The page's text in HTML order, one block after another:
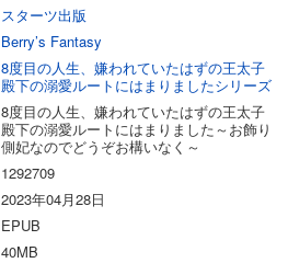
スターツ出版
Berry’s Fantasy
8度目の人生、嫌われていたはずの王太子
殿下の溺愛ルートにはまりましたシリーズ
8度目の人生、嫌われていたはずの王太子
殿下の溺愛ルートにはまりました～お飾り
側妃なのでどうぞお構いなく～
1292709
2023年04月28日
EPUB
40MB